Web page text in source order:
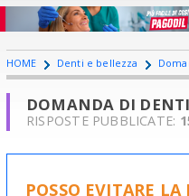
HOME Denti e bellezza
DOMANDA DI
RISPOSTE PUBBLICATE:
POSSO EVITARE